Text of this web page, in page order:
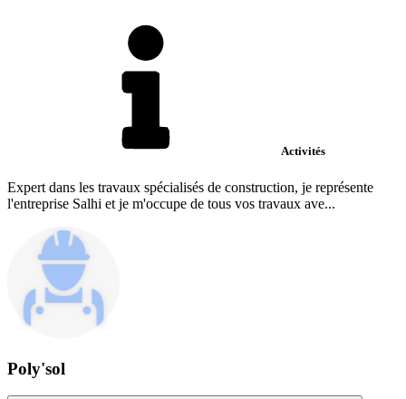
Activités
Expert dans les travaux spécialisés de construction, je représente
l'entreprise Salhi et je m'occupe de tous vos travaux ave...
Poly'sol